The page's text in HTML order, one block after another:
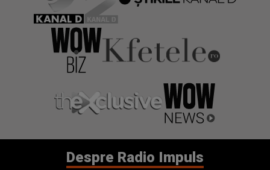
Despre Radio Impuls